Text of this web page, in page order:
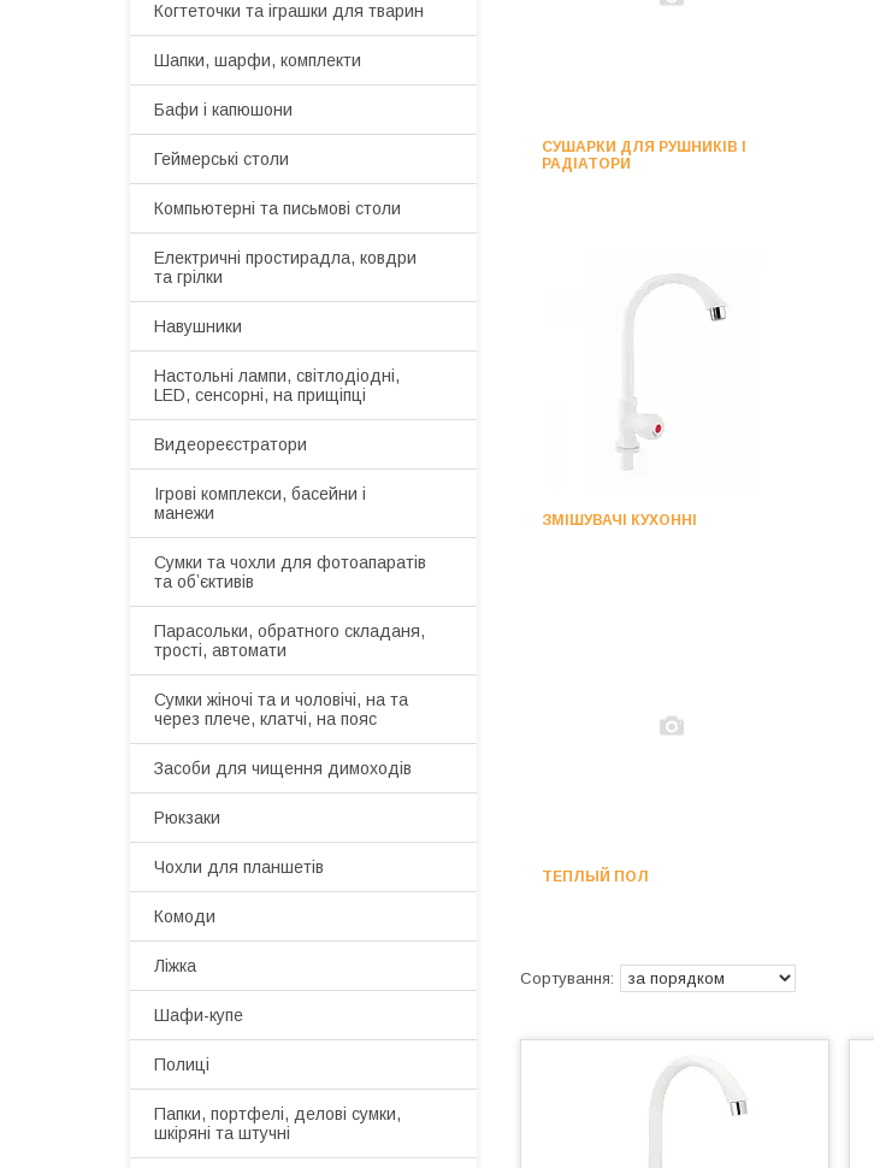
СУШАРКИ ДЛЯ РУШНИКІВ І
РАДІАТОРИ
ЗМІШУВАЧІ КУХОННІ
ТЕПЛЫЙ ПОЛ
Когтеточки та іграшки для тварин
Шапки, шарфи, комплекти
Бафи і капюшони
Геймерські столи
Компьютерні та письмові столи
Електричні простирадла, ковдри
та грілки
Навушники
Настольні лампи, світлодіодні,
LED, сенсорні, на прищіпці
Видеореєстратори
Ігрові комплекси, басейни і
манежи
Сумки та чохли для фотоапаратів
та обʼєктивів
Парасольки, обратного складаня,
трості, автомати
Сумки жіночі та и чоловічі, на та
через плече, клатчі, на пояс
Засоби для чищення димоходів
Рюкзаки
Чохли для планшетів
Комоди
Ліжка
Шафи-купе
Полиці
Папки, портфелі, делові сумки,
шкіряні та штучні